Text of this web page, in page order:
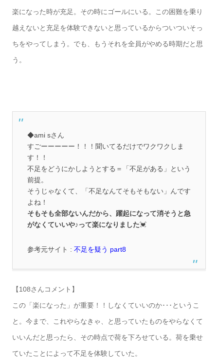
楽になった時が充足。その時にゴールにいる。この困難を乗り
越えないと充足を体験できないと思っているからついついそっ
ちをやってしまう。でも、もうそれを全員がやめる時期だと思
う。
◆ami sさん
すごーーーーー！！！聞いてるだけでワクワクしま
す！！
不足をどうにかしようとする＝「不足がある」という
前提。
そうじゃなくて、「不足なんてそもそもない」んです
よね！
そもそも全部ないんだから、躍起になって消そうと急
がなくていいや♪って楽になりました💓
参考元サイト : 不足を疑う part8
【108さんコメント】
この「楽になった」が重要！！しなくていいのか･･･というこ
と。今まで、これやらなきゃ、と思っていたものをやらなくて
いいんだと思ったら、その時点で荷を下ろせている。荷を乗せ
ていたことによって不足を体験していた。